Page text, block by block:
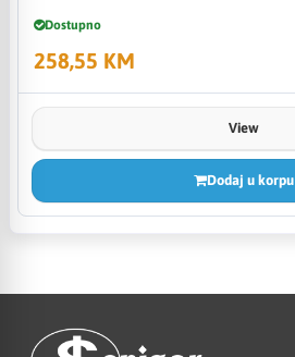
Dostupno
258,55 KM
View
Dodaj u korpu